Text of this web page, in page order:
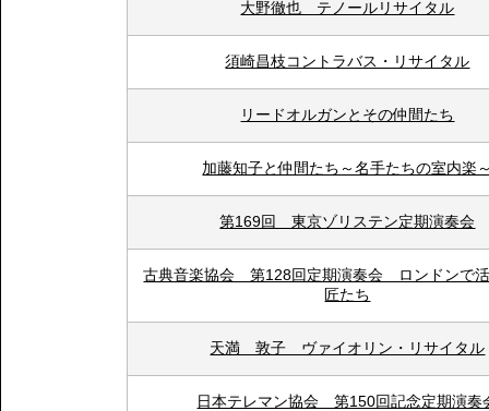
大野徹也 テノールリサイタル
須崎昌枝コントラバス・リサイタル
リードオルガンとその仲間たち
加藤知子と仲間たち～名手たちの室内楽
第169回 東京ゾリステン定期演奏会
古典音楽協会 第128回定期演奏会 ロンドンで
匠たち
天満 敦子 ヴァイオリン・リサイタル
日本テレマン協会 第150回記念定期演奏